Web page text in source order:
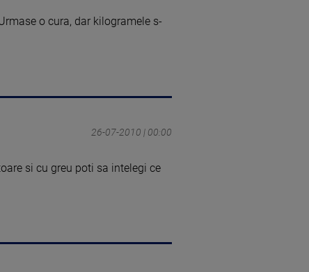
o cura, dar kilogramele s-
26-07-2010 | 00:00
si cu greu poti sa intelegi ce